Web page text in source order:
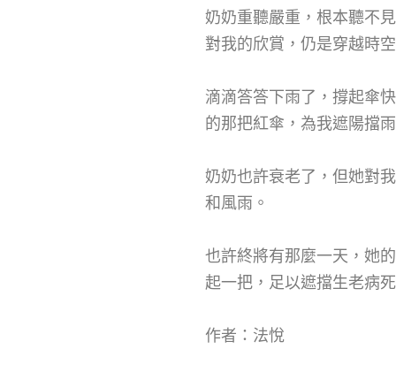
奶奶重聽嚴重，根本聽不
對我的欣賞，仍是穿越時
滴滴答答下雨了，撐起傘
的那把紅傘，為我遮陽擋
奶奶也許衰老了，但她對
和風雨。
也許終將有那麼一天，她
起一把，足以遮擋生老病
作者：法悅